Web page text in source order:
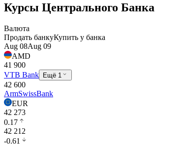
Курсы Центрального Банка
Валюта
Продать банкуКупить у банка
Aug 08Aug 09
AMD
41 900
VTB Bank
Ещё 1
42 600
ArmSwissBank
EUR
42 273
0.17
42 212
-0.61